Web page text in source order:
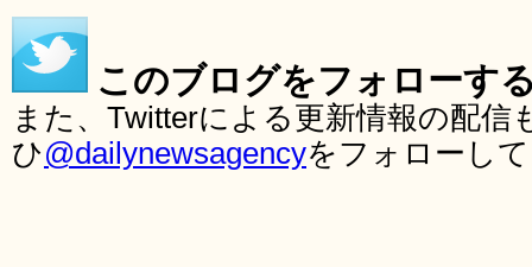
このブログをフォローす
また、Twitterによる更新情報の配
ひ@dailynewsagencyをフォローし